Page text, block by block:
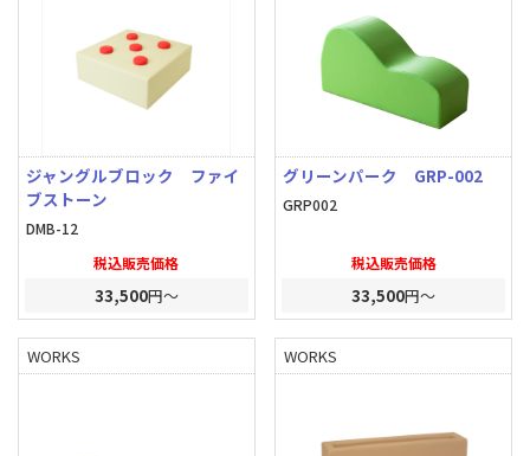
ジャングルブロック ファイ
ブストーン
DMB-12
税込販売価格
33,500円～
グリーンパーク GRP-002
GRP002
税込販売価格
33,500円～
WORKS WORKS